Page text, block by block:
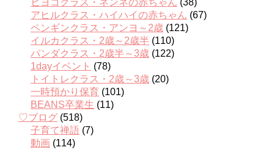
ヒヨコクラス・ネンネの赤ちゃん (38)
アヒルクラス・ハイハイの赤ちゃん (67)
ペンギンクラス・アンヨ～2歳 (121)
イルカクラス・2歳～2歳半 (110)
パンダクラス・2歳半～3歳 (122)
1dayイベント (78)
トイトレクラス・2歳～3歳 (20)
一時預かり保育 (101)
BEANS卒業生 (11)
♡ブログ (518)
子育て禅語 (7)
動画 (114)